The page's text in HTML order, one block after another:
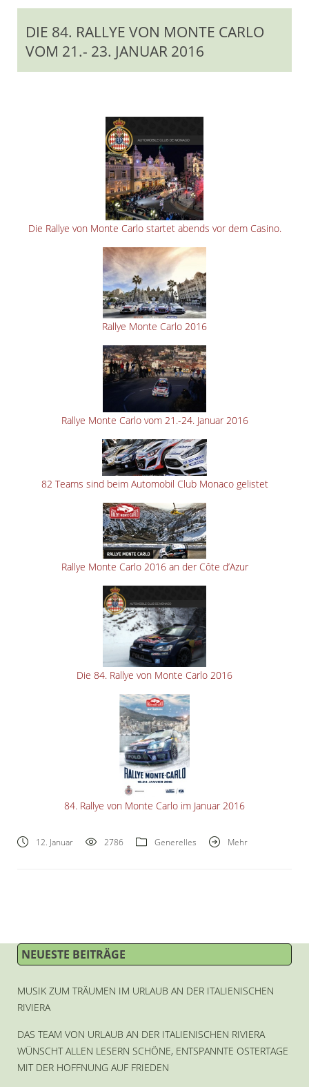
DIE 84. RALLYE VON MONTE CARLO
VOM 21.- 23. JANUAR 2016
Die Rallye von Monte Carlo startet abends vor dem Casino.
Rallye Monte Carlo 2016
Rallye Monte Carlo vom 21.-24. Januar 2016
82 Teams sind beim Automobil Club Monaco gelistet
Rallye Monte Carlo 2016 an der Côte d’Azur
Die 84. Rallye von Monte Carlo 2016
84. Rallye von Monte Carlo im Januar 2016
12. Januar 2786 Generelles Mehr
NEUESTE BEITRÄGE
MUSIK ZUM TRÄUMEN IM URLAUB AN DER ITALIENISCHEN
RIVIERA
DAS TEAM VON URLAUB AN DER ITALIENISCHEN RIVIERA
WÜNSCHT ALLEN LESERN SCHÖNE, ENTSPANNTE OSTERTAGE
MIT DER HOFFNUNG AUF FRIEDEN